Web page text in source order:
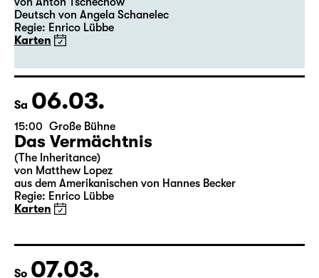
19:30 Große Bühne
Premiere
Onkel Wanja
Deutsch von Angela Schanelec
Regie: Enrico Lübbe
Karten
Sa 06.03.
15:00 Große Bühne
Das Vermächtnis
(The Inheritance)
Regie: Enrico Lübbe
Karten